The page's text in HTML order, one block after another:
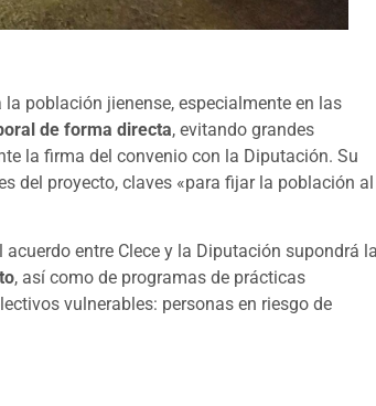
población jienense, especialmente en las
de forma directa, evitando grandes
la firma del convenio con la Diputación. Su
del proyecto, claves «para fijar la población al
entre Clece y la Diputación supondrá la
, así como de programas de prácticas
vulnerables: personas en riesgo de